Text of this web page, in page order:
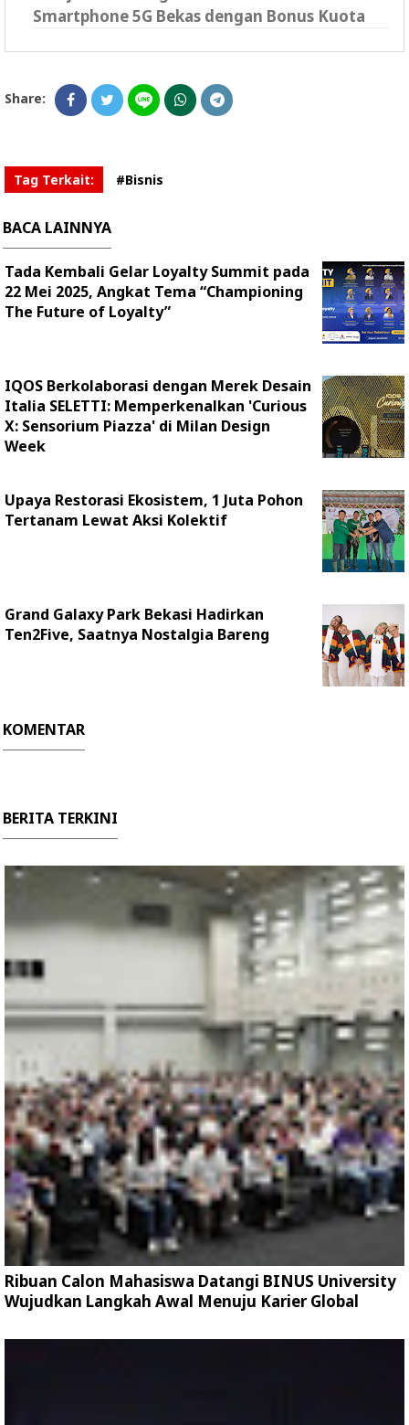
Smartphone 5G Bekas dengan Bonus Kuota
Share:
Tag Terkait: #Bisnis
BACA LAINNYA
Tada Kembali Gelar Loyalty Summit pada
22 Mei 2025, Angkat Tema “Championing
The Future of Loyalty”
IQOS Berkolaborasi dengan Merek Desain
Italia SELETTI: Memperkenalkan 'Curious
X: Sensorium Piazza' di Milan Design
Week
Upaya Restorasi Ekosistem, 1 Juta Pohon
Tertanam Lewat Aksi Kolektif
Grand Galaxy Park Bekasi Hadirkan
Ten2Five, Saatnya Nostalgia Bareng
KOMENTAR
BERITA TERKINI
Ribuan Calon Mahasiswa Datangi BINUS University
Wujudkan Langkah Awal Menuju Karier Global